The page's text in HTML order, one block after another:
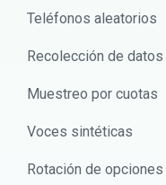
Teléfonos aleatorios
Recolección de datos
Muestreo por cuotas
Voces sintéticas
Rotación de opciones